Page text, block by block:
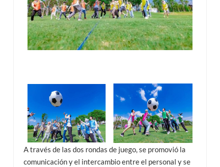
A través de las dos rondas de juego, se promovió la
comunicación y el intercambio entre el personal y se